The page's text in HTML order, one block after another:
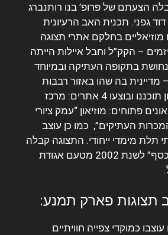
הצעתם של פרופ’ בנו רותנברג
גפני. תכנית האב הרעיונית
אתרים מוזיאליים בחלקם אתרי תצוגה
– הקק”ל וחבל איילות הייתה
בתקופה העתיקה ובמיוחד
בה שהו באזור רבבות
בשלב ראשון תוכננו ובוצעו 4 אתרים: מרכז
פתוחים: מוזיאון “עמק ציורי
העתיקים”, כמו כן עוצב
תלת מימדי ייחודי. התצוגה קבלה
את פרס “עיצוב הכסף” לשנת 2002 מטעם אגודת
תצוגות פארק תמנע:
כמוקדי צפייה חוויתיים